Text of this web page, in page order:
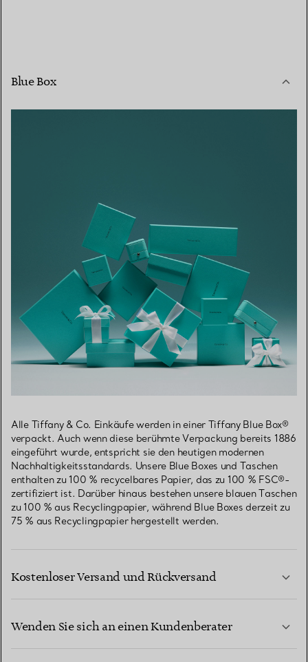
Blue Box
Alle Tiffany & Co. Einkäufe werden in einer Tiffany Blue Box®
verpackt. Auch wenn diese berühmte Verpackung bereits 1886
eingeführt wurde, entspricht sie den heutigen modernen
Nachhaltigkeitsstandards. Unsere Blue Boxes und Taschen
enthalten zu 100 % recycelbares Papier, das zu 100 % FSC®-
zertifiziert ist. Darüber hinaus bestehen unsere blauen Taschen
zu 100 % aus Recyclingpapier, während Blue Boxes derzeit zu
75 % aus Recyclingpapier hergestellt werden.
Kostenloser Versand und Rückversand
Wenden Sie sich an einen Kundenberater